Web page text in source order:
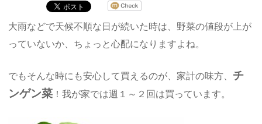
大雨などで天候不順な日が続いた時は、野菜の値段が上が
っていないか、ちょっと心配になりますよね。
でもそんな時にも安心して買えるのが、家計の味方、 チ
ンゲン菜 ！我が家では週１～２回は買っています。